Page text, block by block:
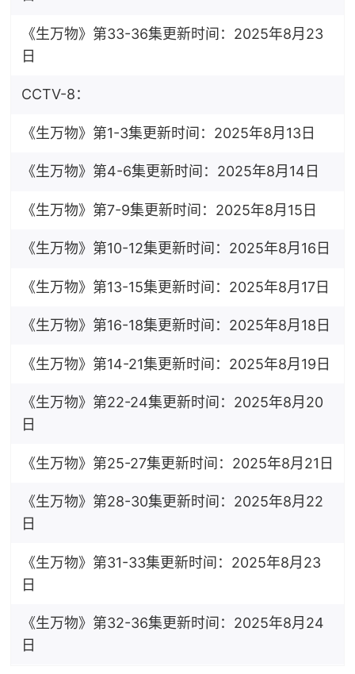
《生万物》第33-36集更新时间：2025年8月23
日
CCTV-8：
《生万物》第1-3集更新时间：2025年8月13日
《生万物》第4-6集更新时间：2025年8月14日
《生万物》第7-9集更新时间：2025年8月15日
《生万物》第10-12集更新时间：2025年8月16日
《生万物》第13-15集更新时间：2025年8月17日
《生万物》第16-18集更新时间：2025年8月18日
《生万物》第14-21集更新时间：2025年8月19日
《生万物》第22-24集更新时间：2025年8月20
日
《生万物》第25-27集更新时间：2025年8月21日
《生万物》第28-30集更新时间：2025年8月22
日
《生万物》第31-33集更新时间：2025年8月23
日
《生万物》第32-36集更新时间：2025年8月24
日